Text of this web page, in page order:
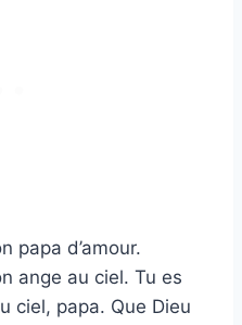
papa d’amour.
ange au ciel. Tu es
ciel, papa. Que Dieu